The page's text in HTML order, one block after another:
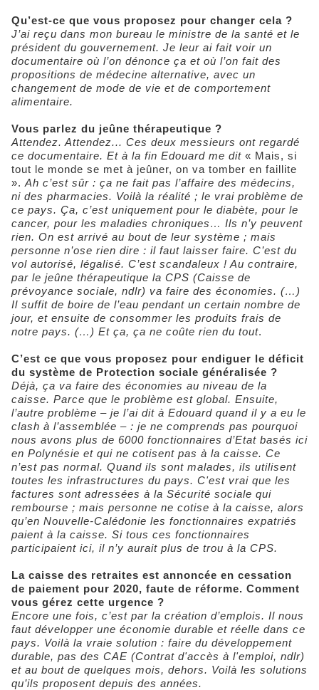
Qu’est-ce que vous proposez pour changer cela ?
J’ai reçu dans mon bureau le ministre de la santé et le
président du gouvernement. Je leur ai fait voir un
documentaire où l’on dénonce ça et où l’on fait des
propositions de médecine alternative, avec un
changement de mode de vie et de comportement
alimentaire.
Vous parlez du jeûne thérapeutique ?
Attendez. Attendez... Ces deux messieurs ont regardé
ce documentaire. Et à la fin Edouard me dit « Mais, si
tout le monde se met à jeûner, on va tomber en faillite
». Ah c’est sûr : ça ne fait pas l’affaire des médecins,
ni des pharmacies. Voilà la réalité ; le vrai problème de
ce pays. Ça, c’est uniquement pour le diabète, pour le
cancer, pour les maladies chroniques… Ils n’y peuvent
rien. On est arrivé au bout de leur système ; mais
personne n’ose rien dire : il faut laisser faire. C’est du
vol autorisé, légalisé. C’est scandaleux ! Au contraire,
par le jeûne thérapeutique la CPS (Caisse de
prévoyance sociale, ndlr) va faire des économies. (…)
Il suffit de boire de l’eau pendant un certain nombre de
jour, et ensuite de consommer les produits frais de
notre pays. (…) Et ça, ça ne coûte rien du tout.
C’est ce que vous proposez pour endiguer le déficit
du système de Protection sociale généralisée ?
Déjà, ça va faire des économies au niveau de la
caisse. Parce que le problème est global. Ensuite,
l’autre problème – je l’ai dit à Edouard quand il y a eu le
clash à l’assemblée – : je ne comprends pas pourquoi
nous avons plus de 6000 fonctionnaires d’Etat basés ici
en Polynésie et qui ne cotisent pas à la caisse. Ce
n’est pas normal. Quand ils sont malades, ils utilisent
toutes les infrastructures du pays. C'est vrai que les
factures sont adressées à la Sécurité sociale qui
rembourse ; mais personne ne cotise à la caisse, alors
qu’en Nouvelle-Calédonie les fonctionnaires expatriés
paient à la caisse. Si tous ces fonctionnaires
participaient ici, il n’y aurait plus de trou à la CPS.
La caisse des retraites est annoncée en cessation
de paiement pour 2020, faute de réforme. Comment
vous gérez cette urgence ?
Encore une fois, c’est par la création d’emplois. Il nous
faut développer une économie durable et réelle dans ce
pays. Voilà la vraie solution : faire du développement
durable, pas des CAE (Contrat d'accès à l'emploi, ndlr)
et au bout de quelques mois, dehors. Voilà les solutions
qu’ils proposent depuis des années.